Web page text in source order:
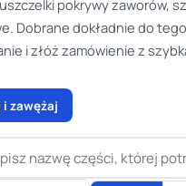
pokrywy zaworów,
Dobrane dokładnie do
i złóż zamówienie z
zawężaj